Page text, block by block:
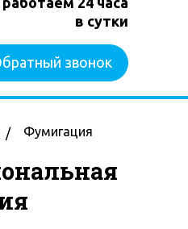
в сутки
звонок
Фумигация